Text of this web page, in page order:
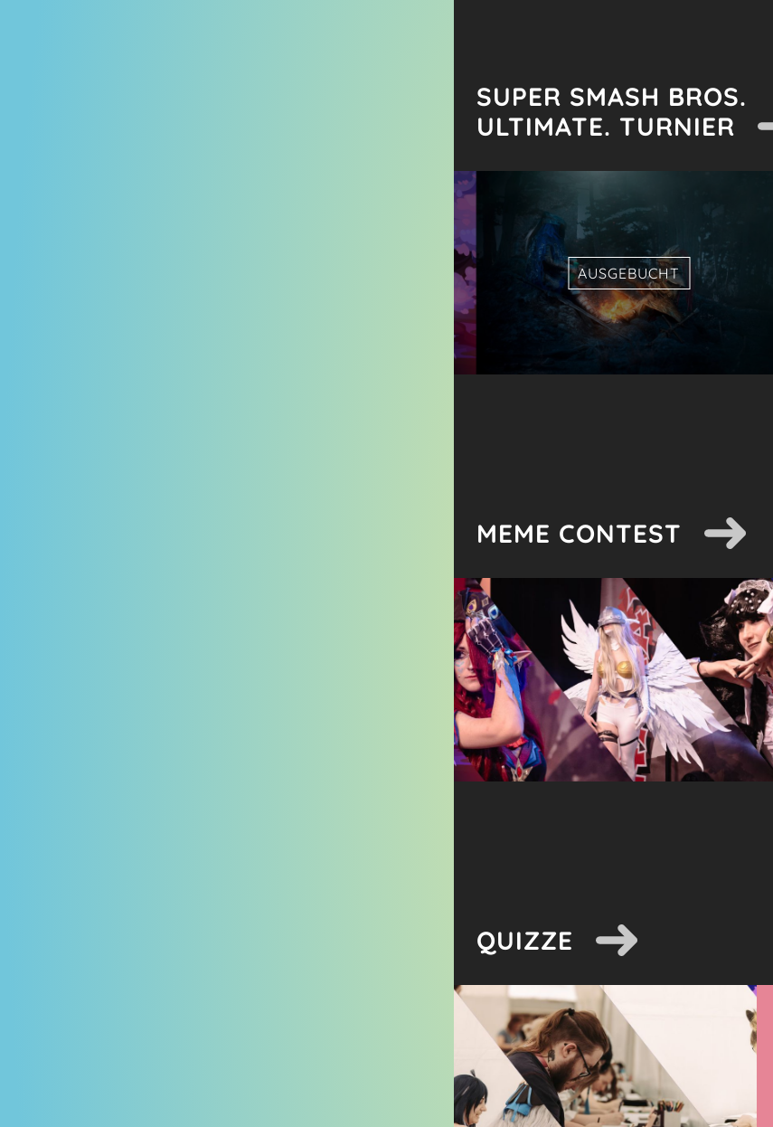
SUPER SMASH BROS.
ULTIMATE. TURNIER
AUSGEBUCHT
MEME CONTEST
QUIZZE